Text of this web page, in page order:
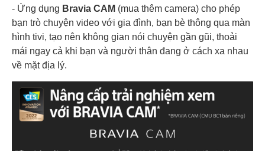
- Ứng dụng Bravia CAM (mua thêm camera) cho phép
bạn trò chuyện video với gia đình, bạn bè thông qua màn
hình tivi, tạo nên không gian nói chuyện gần gũi, thoải
mái ngay cả khi bạn và người thân đang ở cách xa nhau
về mặt địa lý.